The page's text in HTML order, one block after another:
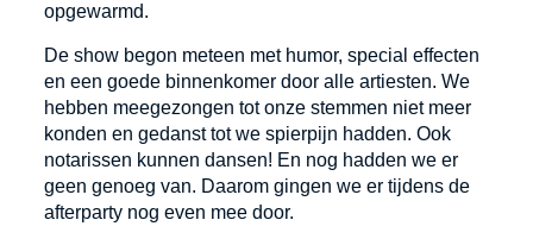
opgewarmd.
De show begon meteen met humor, special effecten
en een goede binnenkomer door alle artiesten. We
hebben meegezongen tot onze stemmen niet meer
konden en gedanst tot we spierpijn hadden. Ook
notarissen kunnen dansen! En nog hadden we er
geen genoeg van. Daarom gingen we er tijdens de
afterparty nog even mee door.